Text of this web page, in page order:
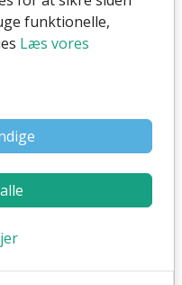
funktionelle,
Læs vores
somKræftens
ogforeninger
på miljøet